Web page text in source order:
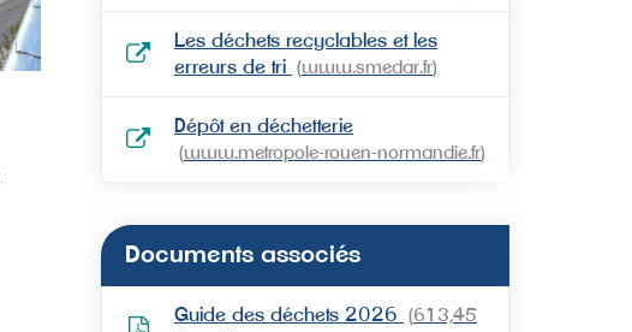
Les déchets recyclables et les
erreurs de tri
www.smedar.fr
Dépôt en déchetterie
www.metropole-rouen-normandie.fr
Documents associés
Guide des déchets 2026
613,45